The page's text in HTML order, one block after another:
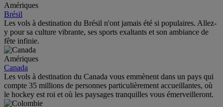
Amériques
Brésil
Les vols à destination du Brésil n'ont jamais été si populaires. Allez-
y pour sa culture vibrante, ses sports exaltants et son ambiance de
fête infinie.
Amériques
Canada
Les vols à destination du Canada vous emmènent dans un pays qui
compte 35 millions de personnes particulièrement accueillantes, où
le hockey est roi et où les paysages tranquilles vous émerveilleront.